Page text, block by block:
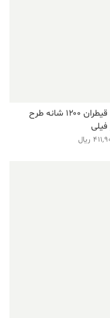
فرش قیطران ۱۲۰۰ شانه طرح
ریال